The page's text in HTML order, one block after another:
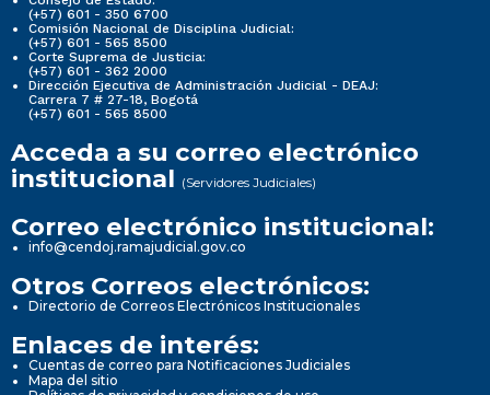
(+57) 601 - 350 6700
Comisión Nacional de Disciplina Judicial:
(+57) 601 - 565 8500
Corte Suprema de Justicia:
(+57) 601 - 362 2000
Dirección Ejecutiva de Administración Judicial - DEAJ:
Carrera 7 # 27-18, Bogotá
(+57) 601 - 565 8500
Acceda a su correo electrónico
institucional (Servidores Judiciales)
Correo electrónico institucional:
info@cendoj.ramajudicial.gov.co
Otros Correos electrónicos:
Directorio de Correos Electrónicos Institucionales
Enlaces de interés:
Cuentas de correo para Notificaciones Judiciales
Mapa del sitio